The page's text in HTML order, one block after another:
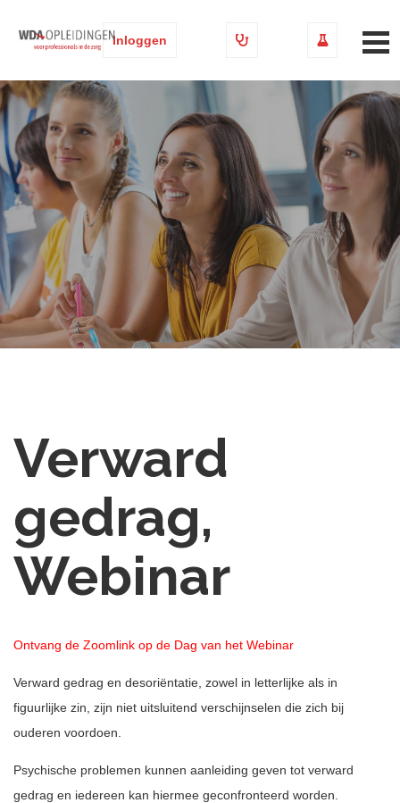
Inloggen
Verward
gedrag,
Webinar
Ontvang de Zoomlink op de Dag van het Webinar
Verward gedrag en desoriëntatie, zowel in letterlijke als in
figuurlijke zin, zijn niet uitsluitend verschijnselen die zich bij
ouderen voordoen.
Psychische problemen kunnen aanleiding geven tot verward
gedrag en iedereen kan hiermee geconfronteerd worden.